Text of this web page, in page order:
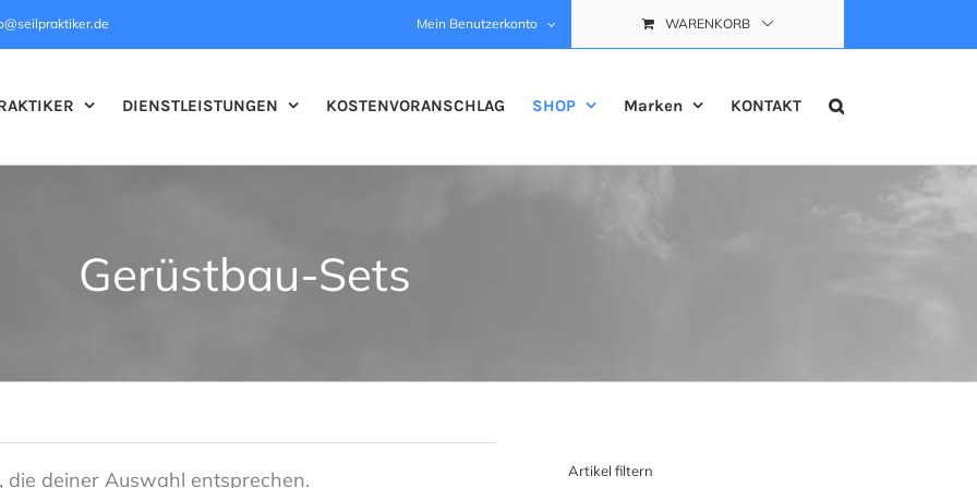
Mein Benutzerkonto WARENKORB
DIENSTLEISTUNGEN KOSTENVORANSCHLAG SHOP Marken KONTAKT
Gerüstbau-Sets
deiner Auswahl entsprechen. Artikel filtern